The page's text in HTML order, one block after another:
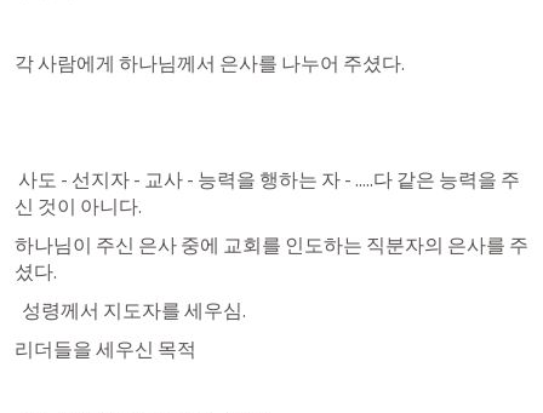
각 사람에게 하나님께서 은사를 나누어 주셨다.
신 것이 아니다.
하나님이 주신 은사 중에 교회를 인도하는 직분자의 은사를 주
셨다.
  성령께서 지도자를 세우심.
리더들을 세우신 목적